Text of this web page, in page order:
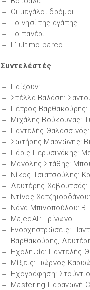
Οι μεγάλοι δρόμοι
Το νησί της αγάπης
Το πανέρι
L’ ultimo barco
Συντελέστές
Παίζουν:
Στέλλα Βαλάση:
Πέτρος Βαρθακούρης:
Μιχάλης Βούκουνας:
Παντελής
Σωτήρης Μαργώνης:
Πάρις Περυσινάκης:
Μανόλης Στάθης:
Νίκος Τσιατσούλης:
Λευτέρης Χαβουτσάς:
Ντίνος
Νάνα Μπινοπούλου:
MajedAli: Τρίγωνο
Ενορχηστρώσεις:
Βαρθακούρης,
Ηχοληψία: Παντελής
Μίξεις: Γιώργος
Ηχογράφηση:
Mastering Παραγωγή